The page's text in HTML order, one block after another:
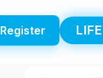
Register